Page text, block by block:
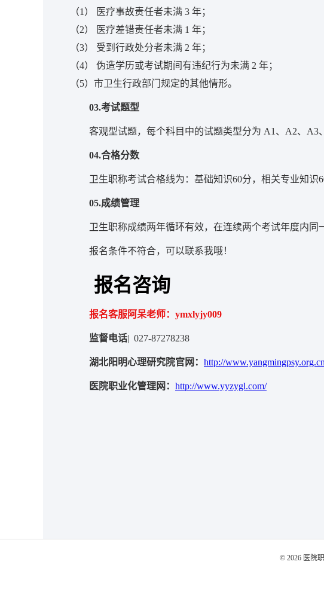
（1） 医疗事故责任者未满 3 年；
（2） 医疗差错责任者未满 1 年；
（3） 受到行政处分者未满 2 年；
（4） 伪造学历或考试期间有违纪行为未满 2 年；
（5）市卫生行政部门规定的其他情形。
03.考试题型
客观型试题，每个科目中的试题类型分为 A1、A2、A3
04.合格分数
卫生职称考试合格线为：基础知识60分，相关专业知识
05.成绩管理
卫生职称成绩两年循环有效，在连续两个考试年度内同
报名条件不符合，可以联系我哦！
报名咨询
报名客服阿呆老师：ymxlyjy009
监督电话| 027-87278238
湖北阳明心理研究院官网： http://
医院职业化管理网： http://www.yyzygl.com/
©️ 2026 医院